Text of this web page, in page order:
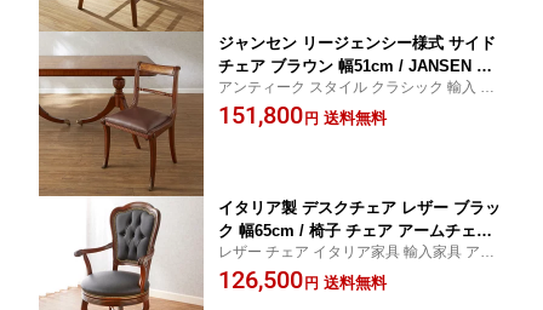
ジャンセン リージェンシー様式 サイド
チェア ブラウン 幅51cm / JANSEN レ
ザー チェア おしゃれ 輸入家具 クラシ
ック アンティーク スタイル
アンティーク スタイル クラシック 輸入 家
具 高級 インテリア
151,800円 送料無料
イタリア製 デスクチェア レザー ブラッ
ク 幅65cm / 椅子 チェア アームチェア
オフィスチェア ダイニングチェア レザ
ー 本革 黒 イタリア イタリア家具 高級
レザー チェア イタリア家具 輸入家具 アン
ティーク スタイル
126,500円 送料無料